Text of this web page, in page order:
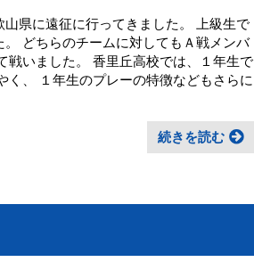
県に遠征に行ってきました。 上級生で
どちらのチームに対してもＡ戦メンバ
戦いました。 香里丘高校では、１年生で
、 １年生のプレーの特徴などもさらに
続きを読む